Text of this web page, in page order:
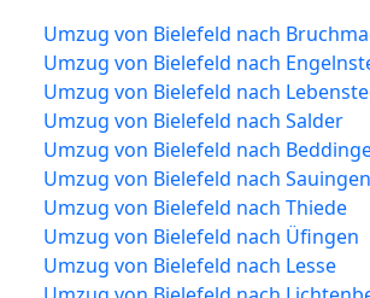
Umzug von Bielefeld nach
Umzug von Bielefeld nach
Umzug von Bielefeld nach
Umzug von Bielefeld nach Salder
Umzug von Bielefeld nach
Umzug von Bielefeld nach Sauingen
Umzug von Bielefeld nach Thiede
Umzug von Bielefeld nach Üfingen
Umzug von Bielefeld nach Lesse